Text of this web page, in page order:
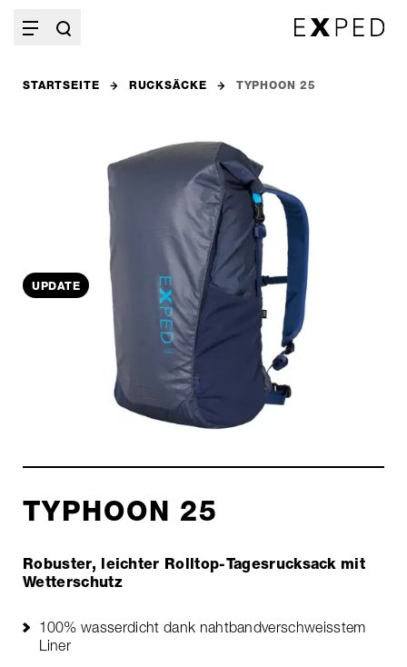
STARTSEITE RUCKSÄCKE TYPHOON 25
UPDATE
TYPHOON 25
Robuster, leichter Rolltop-Tagesrucksack mit
Wetterschutz
100% wasserdicht dank nahtbandverschweisstem
Liner